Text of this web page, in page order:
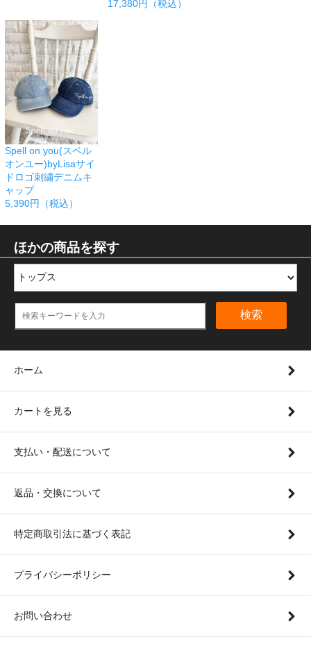
17,380円（税込）
Spell on you(スペル
オンユー)byLisaサイ
ドロゴ刺繍デニムキ
ャップ
5,390円（税込）
ほかの商品を探す
検索
ホーム
カートを見る
支払い・配送について
返品・交換について
特定商取引法に基づく表記
プライバシーポリシー
お問い合わせ